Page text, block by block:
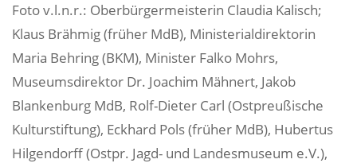
Foto v.l.n.r.: Oberbürgermeisterin Claudia Kalisch;
Klaus Brähmig (früher MdB), Ministerialdirektorin
Maria Behring (BKM), Minister Falko Mohrs,
Museumsdirektor Dr. Joachim Mähnert, Jakob
Blankenburg MdB, Rolf-Dieter Carl (Ostpreußische
Kulturstiftung), Eckhard Pols (früher MdB), Hubertus
Hilgendorff (Ostpr. Jagd- und Landesmuseum e.V.),